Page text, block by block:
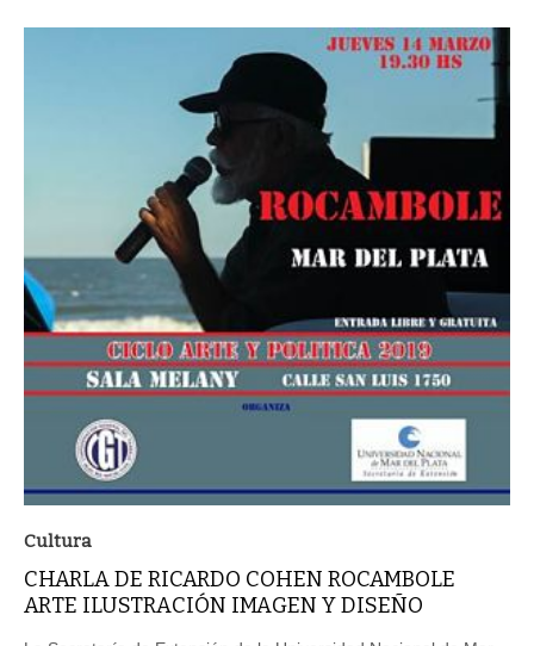
Cultura
CHARLA DE RICARDO COHEN ROCAMBOLE
ARTE ILUSTRACIÓN IMAGEN Y DISEÑO